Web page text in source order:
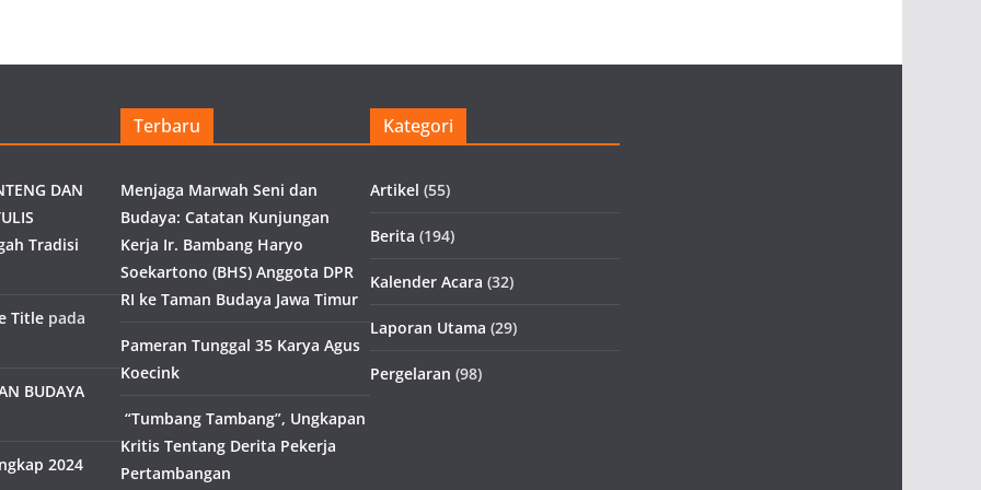
DAN
Tradisi
Title pada
BUDAYA
2024
Terbaru
Menjaga Marwah Seni dan
Budaya: Catatan Kunjungan
Kerja Ir. Bambang Haryo
Soekartono (BHS) Anggota DPR
RI ke Taman Budaya Jawa Timur
Pameran Tunggal 35 Karya Agus
Koecink
“Tumbang Tambang”, Ungkapan
Kritis Tentang Derita Pekerja
Pertambangan
Kategori
Artikel (55)
Berita (194)
Kalender Acara (32)
Laporan Utama (29)
Pergelaran (98)